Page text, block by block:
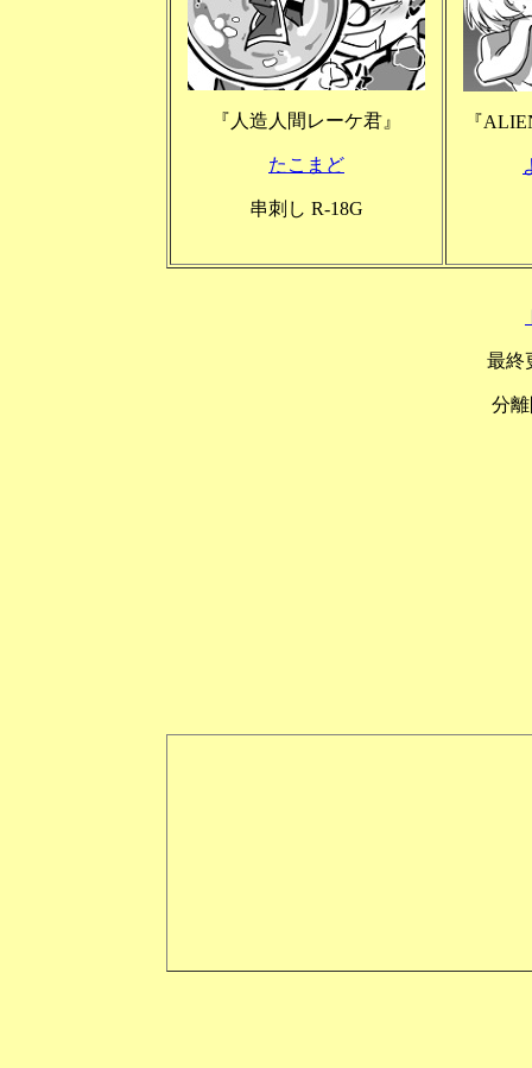
『人造人間レーケ君』
たこまど
串刺し R-18G
『
最終
分離